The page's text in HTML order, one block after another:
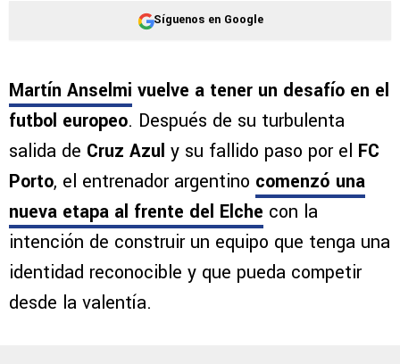
Síguenos en Google
Martín Anselmi vuelve a tener un desafío en el
futbol europeo. Después de su turbulenta
salida de Cruz Azul y su fallido paso por el FC
Porto, el entrenador argentino comenzó una
nueva etapa al frente del Elche con la
intención de construir un equipo que tenga una
identidad reconocible y que pueda competir
desde la valentía.